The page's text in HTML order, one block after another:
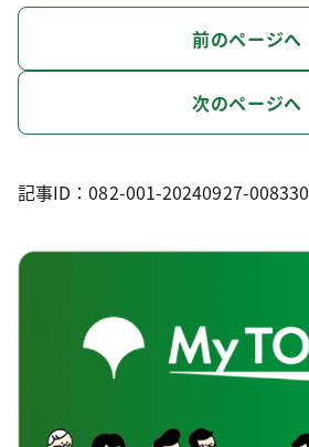
前のページへ
次のページへ
記事ID：082-001-20240927-008330